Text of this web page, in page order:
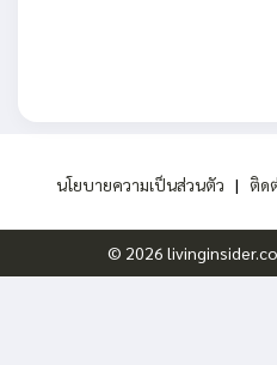
นโยบายความเป็นส่วนตัว | ติด
© 2026